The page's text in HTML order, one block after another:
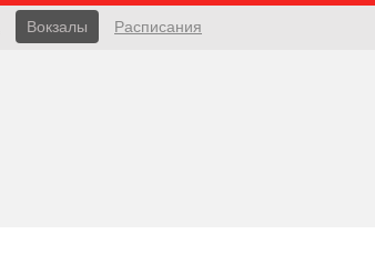
Вокзалы Расписания